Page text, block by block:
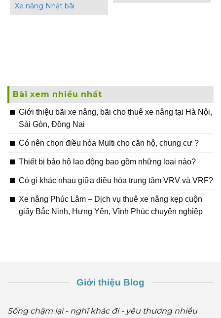
Xe nâng Nhật bãi
Bài xem nhiều nhất
Giới thiệu bãi xe nâng, bãi cho thuê xe nâng tại Hà Nội,
Sài Gòn, Đồng Nai
Có nên chọn điều hòa Multi cho căn hộ, chung cư ?
Thiết bị bảo hộ lao động bao gồm những loại nào?
Có gì khác nhau giữa điều hòa trung tâm VRV và VRF?
Xe nâng Phúc Lâm – Dịch vụ thuê xe nâng kẹp cuộn
giấy Bắc Ninh, Hưng Yên, Vĩnh Phúc chuyên nghiệp
Giới thiệu Blog
Sống chậm lại - nghĩ khác đi - yêu thương nhiều